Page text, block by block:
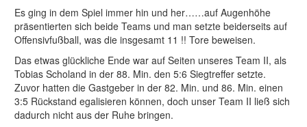
Es ging in dem Spiel immer hin und her……auf Augenhöhe
präsentierten sich beide Teams und man setzte beiderseits auf
Offensivfußball, was die insgesamt 11 !! Tore beweisen.
Das etwas glückliche Ende war auf Seiten unseres Team II, als
Tobias Scholand in der 88. Min. den 5:6 Siegtreffer setzte.
Zuvor hatten die Gastgeber in der 82. Min. und 86. Min. einen
3:5 Rückstand egalisieren können, doch unser Team II ließ sich
dadurch nicht aus der Ruhe bringen.